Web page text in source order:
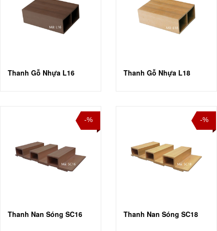
Thanh Gỗ Nhựa L16 Thanh Gỗ Nhựa L18
-%
Thanh Nan Sóng SC16
-%
Thanh Nan Sóng SC18